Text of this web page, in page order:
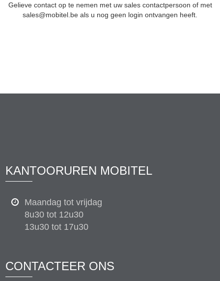
Gelieve contact op te nemen met uw sales contactpersoon of met
sales@mobitel.be als u nog geen login ontvangen heeft.
KANTOORUREN MOBITEL
Maandag tot vrijdag
8u30 tot 12u30
13u30 tot 17u30
CONTACTEER ONS